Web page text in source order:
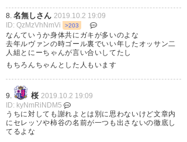
良識ある真のガンバサポにも迷
惑かかっとるやんけ。自分らで
ガンバ貶めてどうするねん。
— みさお(Misao)🌈
(lareine330)
8. 名無しさん 2019.10.2 19:09
ID: QzMzVhNmVi
>203
なんていうか身体共にガキが多いのよな
去年ルヴァンの時ゴール裏でいい年したオッサン二
人組とにーちゃんが言い合いしてたし
もちろんちゃんとした人もいます
9. 桜 2019.10.2 19:09
ID: kyNmRiNDM5
うちに対しても謝れよとは別に思わないけど文章内
にセレッソや柿谷の名前が一つも出さないの徹底し
てるよな